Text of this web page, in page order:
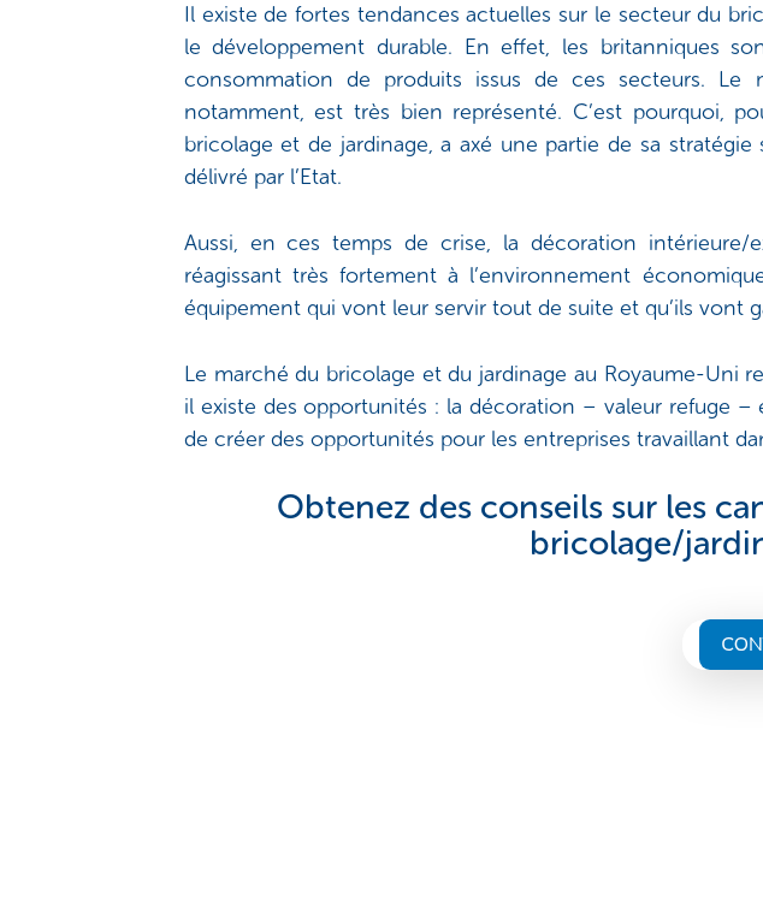
Il existe de fortes tendances actuelles sur le secteur du
le développement durable. En effet, les britanniques
consommation de produits issus de ces secteurs. Le
notamment, est très bien représenté. C’est pourquoi,
bricolage et de jardinage, a axé une partie de sa
délivré par l’Etat.
Aussi, en ces temps de crise, la décoration intérieure/
réagissant très fortement à l’environnement
équipement qui vont leur servir tout de suite et qu’ils vont
Le marché du bricolage et du jardinage au Royaume-Uni
il existe des opportunités : la décoration – valeur refuge
de créer des opportunités pour les entreprises travaillant
Obtenez des conseils sur les
bricolage/